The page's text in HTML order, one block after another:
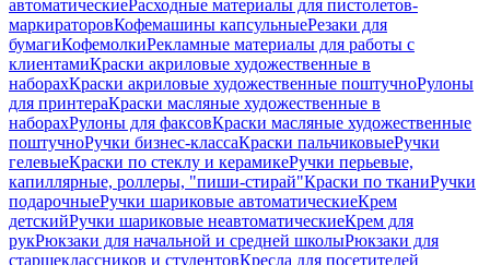
автоматическиеРасходные материалы для пистолетов-
маркираторовКофемашины капсульныеРезаки для
бумагиКофемолкиРекламные материалы для работы с
клиентамиКраски акриловые художественные в
наборахКраски акриловые художественные поштучноРулоны
для принтераКраски масляные художественные в
наборахРулоны для факсовКраски масляные художественные
поштучноРучки бизнес-классаКраски пальчиковыеРучки
гелевыеКраски по стеклу и керамикеРучки перьевые,
капиллярные, роллеры, "пиши-стирай"Краски по тканиРучки
подарочныеРучки шариковые автоматическиеКрем
детскийРучки шариковые неавтоматическиеКрем для
рукРюкзаки для начальной и средней школыРюкзаки для
старшеклассников и студентовКресла для посетителей